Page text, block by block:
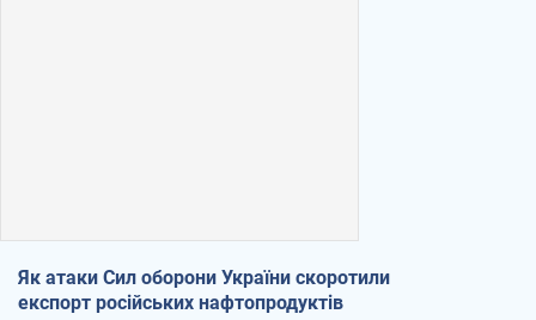
Як атаки Сил оборони України скоротили
експорт російських нафтопродуктів